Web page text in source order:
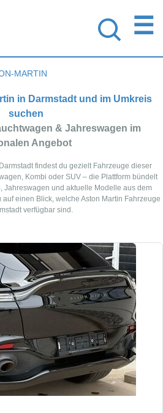
☰
MARTIN
in Darmstadt und im Umkreis
suchen
& Jahreswagen im
Angebot
findest du gezielt Fahrzeuge dieser
Kombi oder SUV – die Plattform bündelt
Jahreswagen und aktuelle Modelle aus dem
einen Blick, welche Aston Martin Fahrzeuge
verfügbar sind.